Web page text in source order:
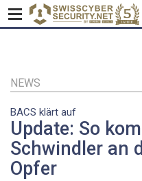
Inhalt
NEWS
BACS klärt auf
Update: So
Schwindler an
Opfer